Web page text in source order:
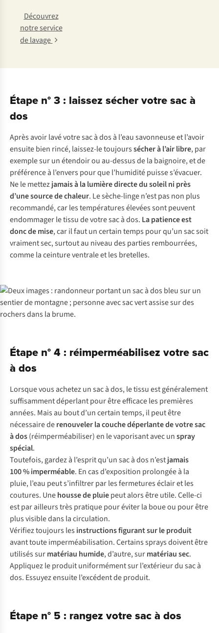
Découvrez
notre service
de lavage
Étape n° 3 : laissez sécher votre sac à
dos
Après avoir lavé votre sac à dos à l’eau savonneuse et l’avoir
ensuite bien rincé, laissez-le toujourssécher à l’air libre, par
exemple sur un étendoir ou au-dessus de la baignoire, et de
préférence à l’envers pour que l’humidité puisse s’évacuer.
Ne le mettezjamais à la lumière directe du soleil ni près
d’une source de chaleur. Le sèche-linge n’est pas non plus
recommandé, car les températures élevées sont peuvent
endommager le tissu de votre sac à dos. La patience est
donc de mise, car il faut un certain temps pour qu’un sac soit
vraiment sec, surtout au niveau des parties rembourrées,
comme la ceinture ventrale et les bretelles.
Étape n° 4 : réimperméabilisez votre sac
à dos
Lorsque vous achetez un sac à dos, le tissu est généralement
suffisamment déperlant pour être efficace les premières
années. Mais au bout d’un certain temps, il peut être
nécessaire derenouvelerlacouche déperlante de votre sac
à dos(réimperméabiliser) en le vaporisant avec unspray
spécial.
Toutefois, gardez à l’esprit qu’un sac à dos n’estjamais
100 % imperméable. En cas d’exposition prolongée à la
pluie, l’eau peut s’infiltrer par les fermetures éclair et les
coutures. Unehousse de pluiepeut alors être utile. Celle-ci
est par ailleurs très pratique pour éviter la boue ou pour être
plus visible dans la circulation.
Vérifiez toujours les instructions figurant sur le produit
avant toute imperméabilisation. Certains sprays doivent être
utilisés surmatériau humide, d’autre, surmatériausec.
Appliquez le produit uniformément sur l’extérieur du sac à
dos. Essuyez ensuite l’excédent de produit.
Étape n° 5 : rangez votre sac à dos